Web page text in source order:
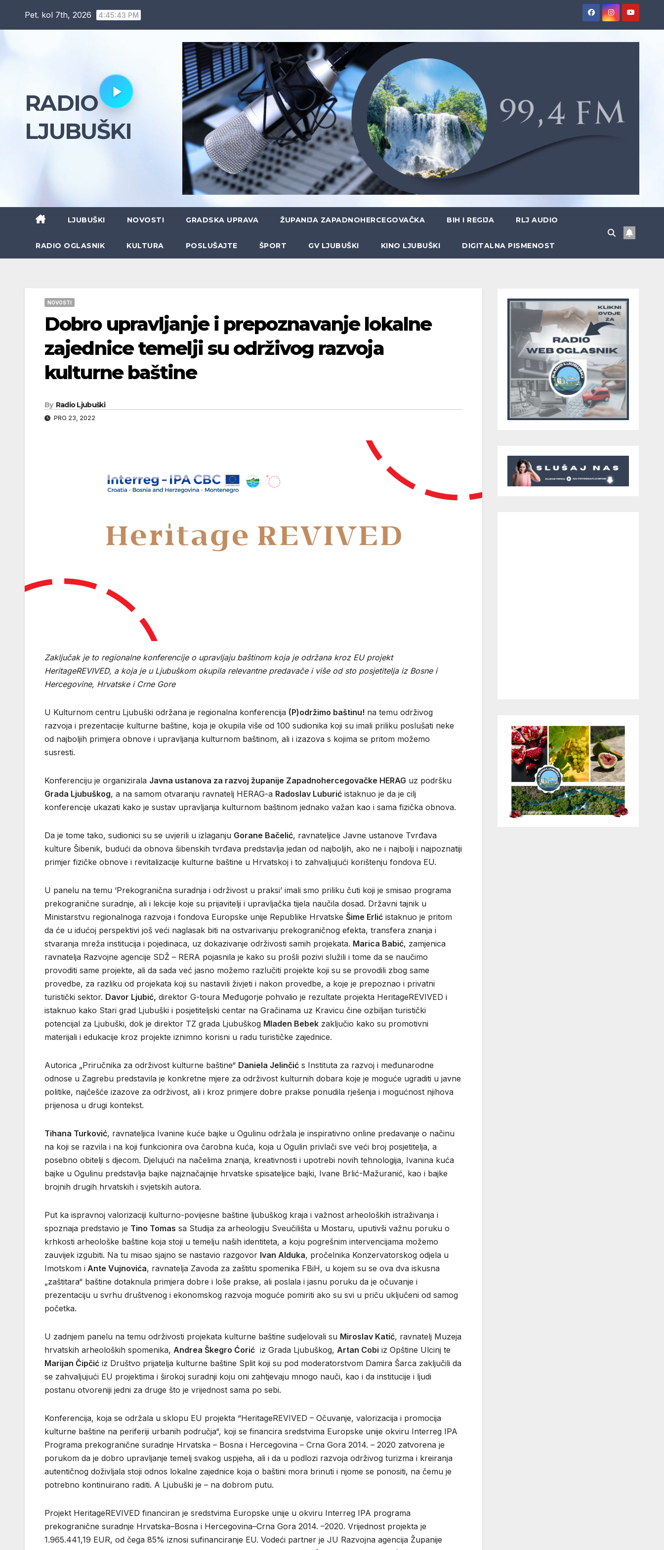
Pet. kol 7th, 2026 4:45:44 PM
RADIO
LJUBUŠKI
LJUBUŠKI NOVOSTI GRADSKA UPRAVA ŽUPANIJA ZAPADNOHERCEGOVAČKA BIH I REGIJA RLJ AUDIO
RADIO OGLASNIK KULTURA POSLUŠAJTE ŠPORT GV LJUBUŠKI KINO LJUBUŠKI DIGITALNA PISMENOST
NOVOSTI
Dobro upravljanje i prepoznavanje lokalne
zajednice temelji su održivog razvoja
kulturne baštine
By Radio Ljubuški
PRO 23, 2022
Zaključak je to regionalne konferencije o upravljaju baštinom koja je održana kroz EU projekt
HeritageREVIVED, a koja je u Ljubuškom okupila relevantne predavače i više od sto posjetitelja iz Bosne i
Hercegovine, Hrvatske i Crne Gore
U Kulturnom centru Ljubuški održana je regionalna konferencija (P)održimo baštinu! na temu održivog
razvoja i prezentacije kulturne baštine, koja je okupila više od 100 sudionika koji su imali priliku poslušati neke
od najboljih primjera obnove i upravljanja kulturnom baštinom, ali i izazova s kojima se pritom možemo
susresti.
Konferenciju je organizirala Javna ustanova za razvoj županije Zapadnohercegovačke HERAG uz podršku
Grada Ljubuškog, a na samom otvaranju ravnatelj HERAG-a Radoslav Luburić istaknuo je da je cilj
konferencije ukazati kako je sustav upravljanja kulturnom baštinom jednako važan kao i sama fizička obnova.
Da je tome tako, sudionici su se uvjerili u izlaganju Gorane Bačelić, ravnateljice Javne ustanove Tvrđava
kulture Šibenik, budući da obnova šibenskih tvrđava predstavlja jedan od najboljih, ako ne i najbolji i najpoznatiji
primjer fizičke obnove i revitalizacije kulturne baštine u Hrvatskoj i to zahvaljujući korištenju fondova EU.
U panelu na temu ‘Prekogranična suradnja i održivost u praksi’ imali smo priliku čuti koji je smisao programa
prekogranične suradnje, ali i lekcije koje su prijavitelji i upravljačka tijela naučila dosad. Državni tajnik u
Ministarstvu regionalnoga razvoja i fondova Europske unije Republike Hrvatske Šime Erlić istaknuo je pritom
da će u idućoj perspektivi još veći naglasak biti na ostvarivanju prekograničnog efekta, transfera znanja i
stvaranja mreža institucija i pojedinaca, uz dokazivanje održivosti samih projekata. Marica Babić, zamjenica
ravnatelja Razvojne agencije SDŽ – RERA pojasnila je kako su prošli pozivi služili i tome da se naučimo
provoditi same projekte, ali da sada već jasno možemo razlučiti projekte koji su se provodili zbog same
provedbe, za razliku od projekata koji su nastavili živjeti i nakon provedbe, a koje je prepoznao i privatni
turistički sektor. Davor Ljubić, direktor G-toura Međugorje pohvalio je rezultate projekta HeritageREVIVED i
istaknuo kako Stari grad Ljubuški i posjetiteljski centar na Gračinama uz Kravicu čine ozbiljan turistički
potencijal za Ljubuški, dok je direktor TZ grada Ljubuškog Mladen Bebek zaključio kako su promotivni
materijali i edukacije kroz projekte iznimno korisni u radu turističke zajednice.
Autorica „Priručnika za održivost kulturne baštine“ Daniela Jelinčić s Instituta za razvoj i međunarodne
odnose u Zagrebu predstavila je konkretne mjere za održivost kulturnih dobara koje je moguće ugraditi u javne
politike, najčešće izazove za održivost, ali i kroz primjere dobre prakse ponudila rješenja i mogućnost njihova
prijenosa u drugi kontekst.
Tihana Turković, ravnateljica Ivanine kuće bajke u Ogulinu održala je inspirativno online predavanje o načinu
na koji se razvila i na koji funkcionira ova čarobna kuća, koja u Ogulin privlači sve veći broj posjetitelja, a
posebno obitelji s djecom. Djelujući na načelima znanja, kreativnosti i upotrebi novih tehnologija, Ivanina kuća
bajke u Ogulinu predstavlja bajke najznačajnije hrvatske spisateljice bajki, Ivane Brlić-Mažuranić, kao i bajke
brojnih drugih hrvatskih i svjetskih autora.
Put ka ispravnoj valorizaciji kulturno-povijesne baštine ljubuškog kraja i važnost arheoloških istraživanja i
spoznaja predstavio je Tino Tomas sa Studija za arheologiju Sveučilišta u Mostaru, uputivši važnu poruku o
krhkosti arheološke baštine koja stoji u temelju naših identiteta, a koju pogrešnim intervencijama možemo
zauvijek izgubiti. Na tu misao sjajno se nastavio razgovor Ivan Alduka, pročelnika Konzervatorskog odjela u
Imotskom i Ante Vujnovića, ravnatelja Zavoda za zaštitu spomenika FBiH, u kojem su se ova dva iskusna
„zaštitara“ baštine dotaknula primjera dobre i loše prakse, ali poslala i jasnu poruku da je očuvanje i
prezentaciju u svrhu društvenog i ekonomskog razvoja moguće pomiriti ako su svi u priču uključeni od samog
početka.
U zadnjem panelu na temu održivosti projekata kulturne baštine sudjelovali su Miroslav Katić, ravnatelj Muzeja
hrvatskih arheoloških spomenika, Andrea Škegro Ćorić iz Grada Ljubuškog, Artan Cobi iz Opštine Ulcinj te
Marijan Čipčić iz Društvo prijatelja kulturne baštine Split koji su pod moderatorstvom Damira Šarca zaključili da
se zahvaljujući EU projektima i širokoj suradnji koju oni zahtjevaju mnogo nauči, kao i da institucije i ljudi
postanu otvoreniji jedni za druge što je vrijednost sama po sebi.
Konferencija, koja se održala u sklopu EU projekta “HeritageREVIVED – Očuvanje, valorizacija i promocija
kulturne baštine na periferiji urbanih područja“, koji se financira sredstvima Europske unije okviru Interreg IPA
Programa prekogranične suradnje Hrvatska – Bosna i Hercegovina – Crna Gora 2014. – 2020 zatvorena je
porukom da je dobro upravljanje temelj svakog uspjeha, ali i da u podlozi razvoja održivog turizma i kreiranja
autentičnog doživljala stoji odnos lokalne zajednice koja o baštini mora brinuti i njome se ponositi, na čemu je
potrebno kontinuirano raditi. A Ljubuški je – na dobrom putu.
Projekt HeritageREVIVED financiran je sredstvima Europske unije u okviru Interreg IPA programa
prekogranične suradnje Hrvatska–Bosna i Hercegovina–Crna Gora 2014. –2020. Vrijednost projekta je
1.965.441,19 EUR, od čega 85% iznosi sufinanciranje EU. Vodeći partner je JU Razvojna agencija Županije